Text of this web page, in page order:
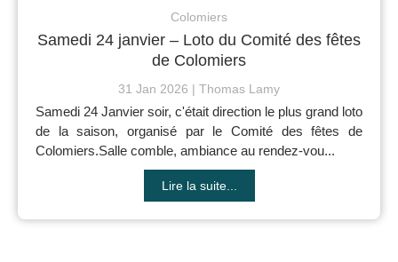
Colomiers
Samedi 24 janvier – Loto du Comité des fêtes
de Colomiers
31 Jan 2026 Thomas Lamy
Samedi 24 Janvier soir, c'était direction le plus grand loto
de la saison, organisé par le Comité des fêtes de
Colomiers.Salle comble, ambiance au rendez-vou...
Lire la suite...